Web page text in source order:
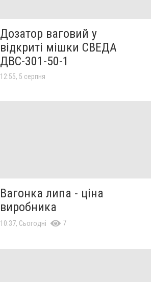
Дозатор ваговий у
відкриті мішки СВЕДА
ДВС-301-50-1
12:55, 5 серпня
Вагонка липа - ціна
виробника
10:37, Сьогодні 7